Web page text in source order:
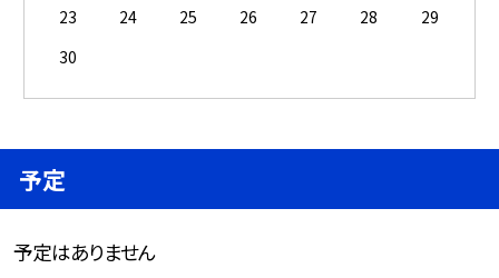
23
24 25 26 27 28
29
30
予定
予定はありません